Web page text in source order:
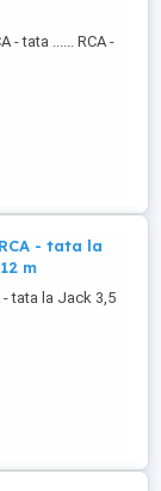
- tata ...... RCA -
- tata la
m
tata la Jack 3,5